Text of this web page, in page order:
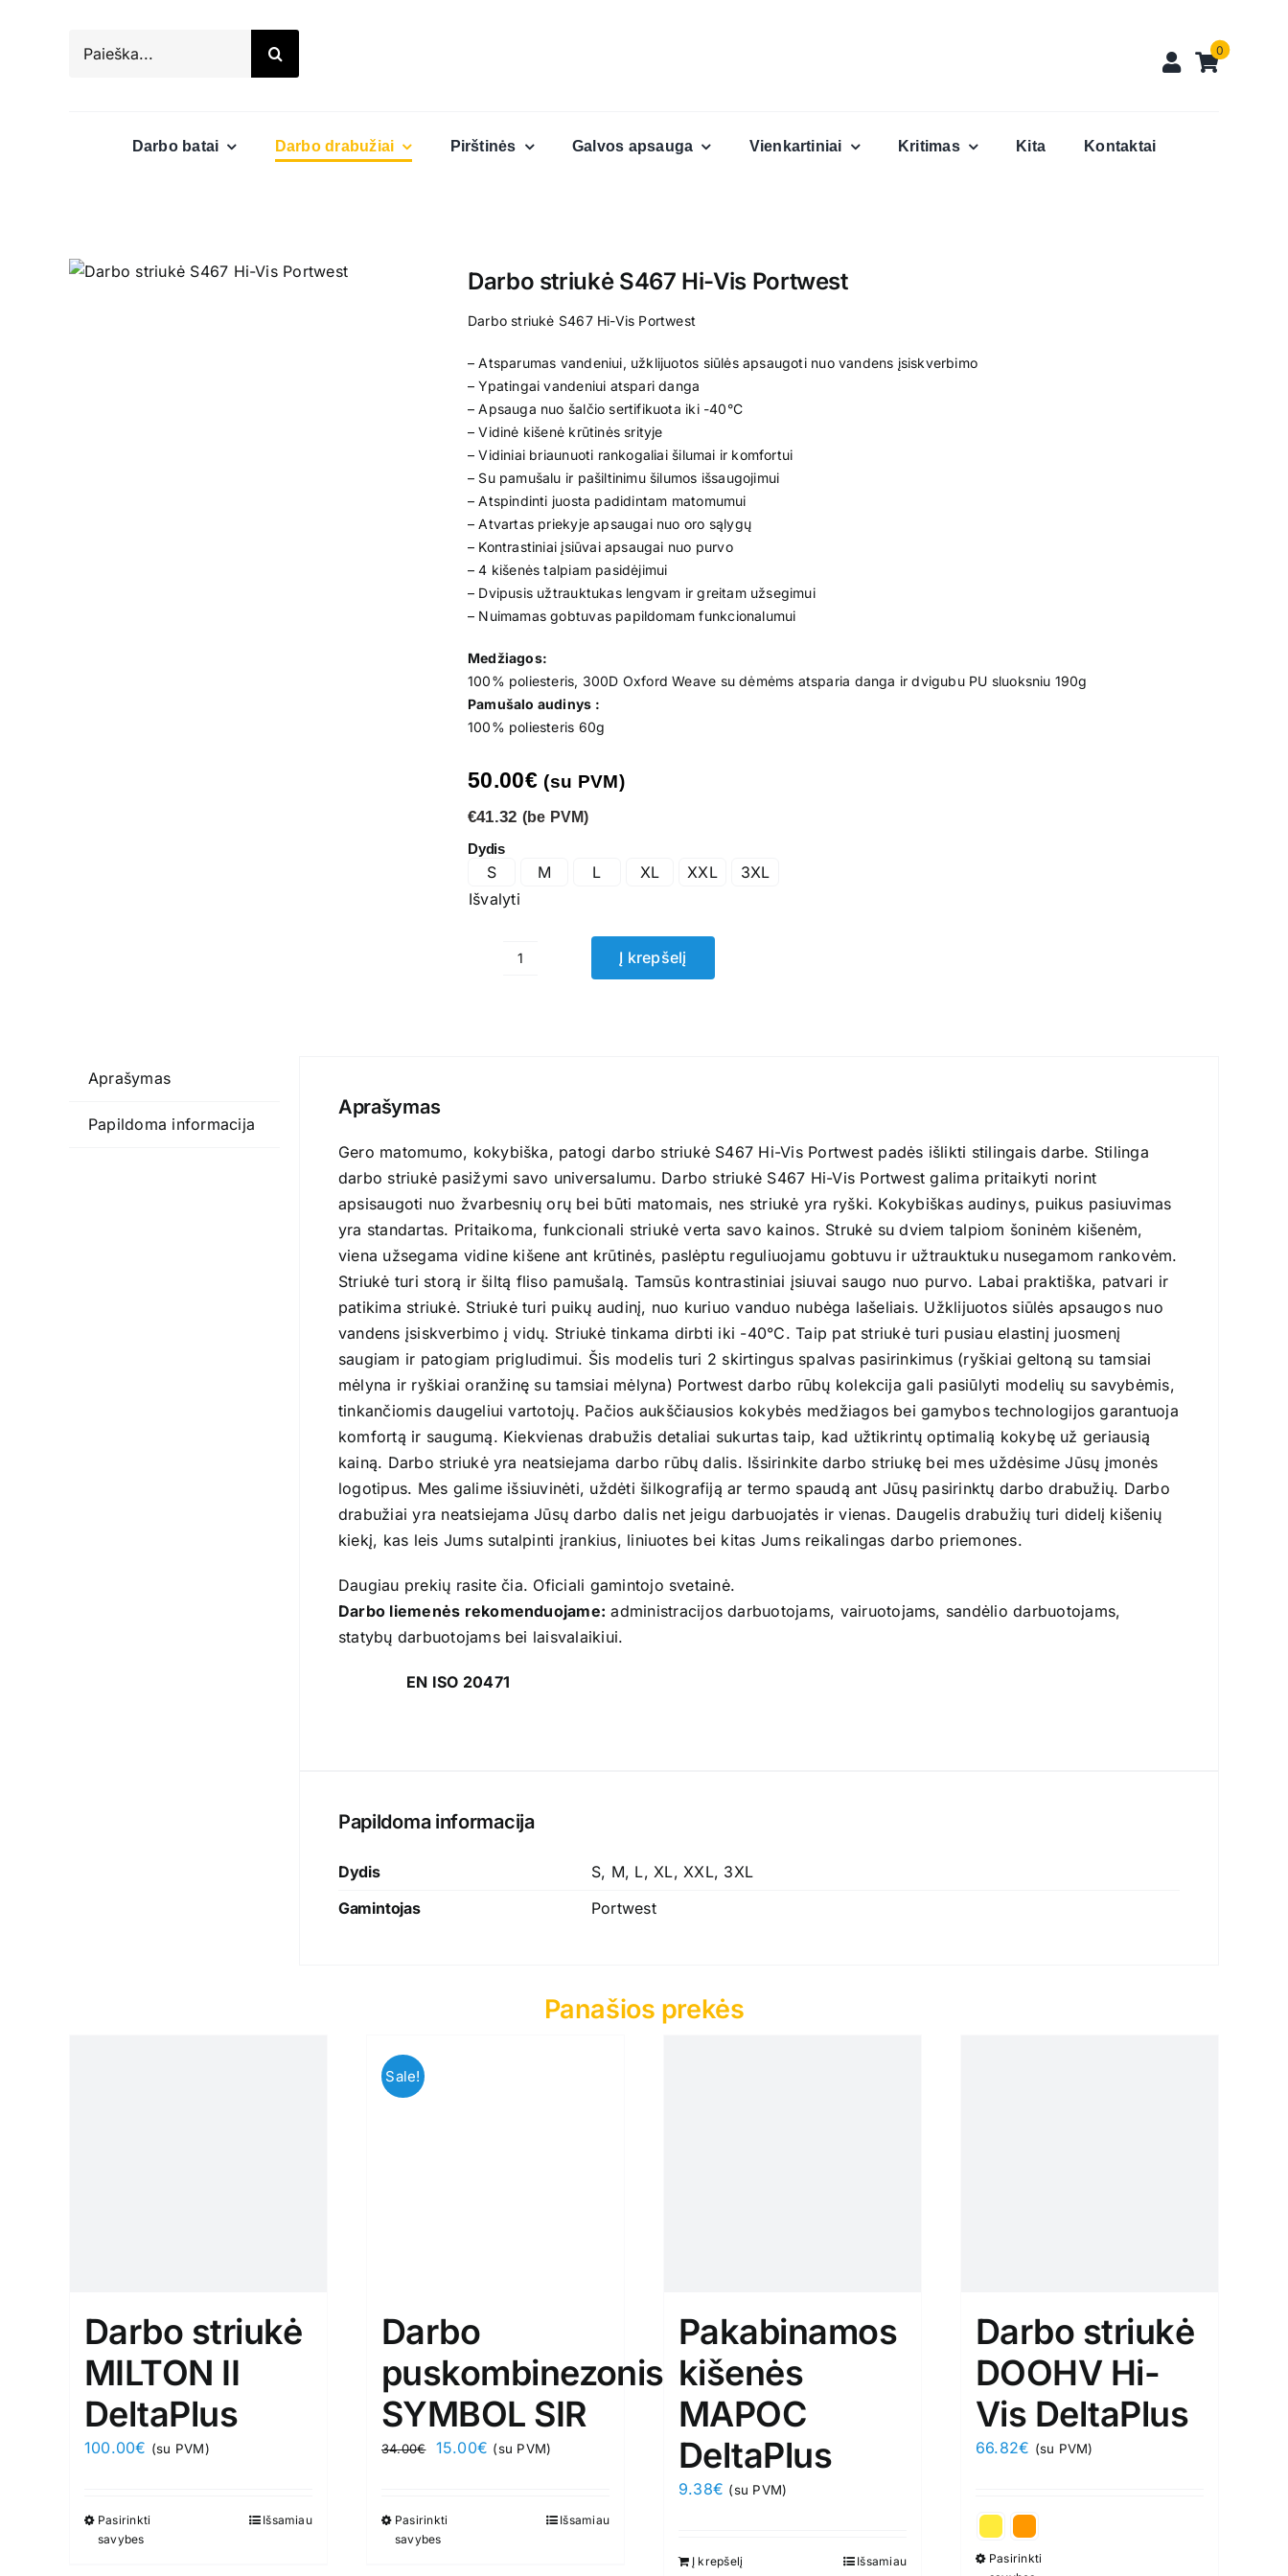
0
Darbo batai Darbo drabužiai Pirštinės Galvos apsauga Vienkartiniai Kritimas Kita Kontaktai
Darbo striukė S467 Hi-Vis Portwest
Darbo striukė S467 Hi-Vis Portwest
– Atsparumas vandeniui, užklijuotos siūlės apsaugoti nuo vandens įsiskverbimo
– Ypatingai vandeniui atspari danga
– Apsauga nuo šalčio sertifikuota iki -40°C
– Vidinė kišenė krūtinės srityje
– Vidiniai briaunuoti rankogaliai šilumai ir komfortui
– Su pamušalu ir pašiltinimu šilumos išsaugojimui
– Atspindinti juosta padidintam matomumui
– Atvartas priekyje apsaugai nuo oro sąlygų
– Kontrastiniai įsiūvai apsaugai nuo purvo
– 4 kišenės talpiam pasidėjimui
– Dvipusis užtrauktukas lengvam ir greitam užsegimui
– Nuimamas gobtuvas papildomam funkcionalumui
Medžiagos:
100% poliesteris, 300D Oxford Weave su dėmėms atsparia danga ir dvigubu PU sluoksniu 190g
Pamušalo audinys :
100% poliesteris 60g
50.00€ (su PVM)
€41.32 (be PVM)
Dydis
S M L XL XXL
3XL
Išvalyti
produkto
Portwest
Į krepšelį
Aprašymas
Papildoma informacija
Aprašymas
Gero matomumo, kokybiška, patogi darbo striukė S467 Hi-Vis Portwest padės išlikti stilingais darbe. Stilinga
darbo striukė pasižymi savo universalumu. Darbo striukė S467 Hi-Vis Portwest galima pritaikyti norint
apsisaugoti nuo žvarbesnių orų bei būti matomais, nes striukė yra ryški. Kokybiškas audinys, puikus pasiuvimas
yra standartas. Pritaikoma, funkcionali striukė verta savo kainos. Strukė su dviem talpiom šoninėm kišenėm,
viena užsegama vidine kišene ant krūtinės, paslėptu reguliuojamu gobtuvu ir užtrauktuku nusegamom rankovėm.
Striukė turi storą ir šiltą fliso pamušalą. Tamsūs kontrastiniai įsiuvai saugo nuo purvo. Labai praktiška, patvari ir
patikima striukė. Striukė turi puikų audinį, nuo kuriuo vanduo nubėga lašeliais. Užklijuotos siūlės apsaugos nuo
vandens įsiskverbimo į vidų. Striukė tinkama dirbti iki -40°C. Taip pat striukė turi pusiau elastinį juosmenį
saugiam ir patogiam prigludimui. Šis modelis turi 2 skirtingus spalvas pasirinkimus (ryškiai geltoną su tamsiai
mėlyna ir ryškiai oranžinę su tamsiai mėlyna) Portwest darbo rūbų kolekcija gali pasiūlyti modelių su savybėmis,
tinkančiomis daugeliui vartotojų. Pačios aukščiausios kokybės medžiagos bei gamybos technologijos garantuoja
komfortą ir saugumą. Kiekvienas drabužis detaliai sukurtas taip, kad užtikrintų optimalią kokybę už geriausią
kainą. Darbo striukė yra neatsiejama darbo rūbų dalis. Išsirinkite darbo striukę bei mes uždėsime Jūsų įmonės
logotipus. Mes galime išsiuvinėti, uždėti šilkografiją ar termo spaudą ant Jūsų pasirinktų darbo drabužių. Darbo
drabužiai yra neatsiejama Jūsų darbo dalis net jeigu darbuojatės ir vienas. Daugelis drabužių turi didelį kišenių
kiekį, kas leis Jums sutalpinti įrankius, liniuotes bei kitas Jums reikalingas darbo priemones.
Daugiau prekių rasitečia. Oficiali gamintojo svetainė.
Darbo liemenės rekomenduojame: administracijos darbuotojams, vairuotojams, sandėlio darbuotojams,
statybų darbuotojams bei laisvalaikiui.
EN ISO 20471
Papildoma informacija
Dydis
S, M, L, XL, XXL, 3XL
Gamintojas
Portwest
Panašios prekės
Darbo striukė
MILTON II
DeltaPlus
100.00€ (su PVM)
Pasirinkti
savybes
Išsamiau
Sale!
Darbo
puskombinezonis
SYMBOL SIR
34.00€
Original
34.00€.
15.00€ Current
(su PVM)
Pasirinkti
savybes
Išsamiau
Pakabinamos
kišenės
MAPOC
DeltaPlus
9.38€ (su PVM)
Į krepšelį Išsamiau
Darbo striukė
DOOHV Hi-
Vis DeltaPlus
66.82€ (su PVM)
Pasirinkti